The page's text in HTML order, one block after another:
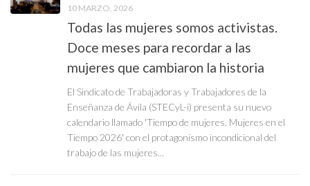
10 MARZO, 2026
Todas las mujeres somos activistas.
Doce meses para recordar a las
mujeres que cambiaron la historia
El Sindicato de Trabajadoras y Trabajadores de la
Enseñanza de Ávila (STECyL-i) presenta su nuevo
calendario llamado 'Tiempo de mujeres, Mujeres en el
Tiempo 2026' con el protagonismo incondicional del
trabajo de las mujeres...